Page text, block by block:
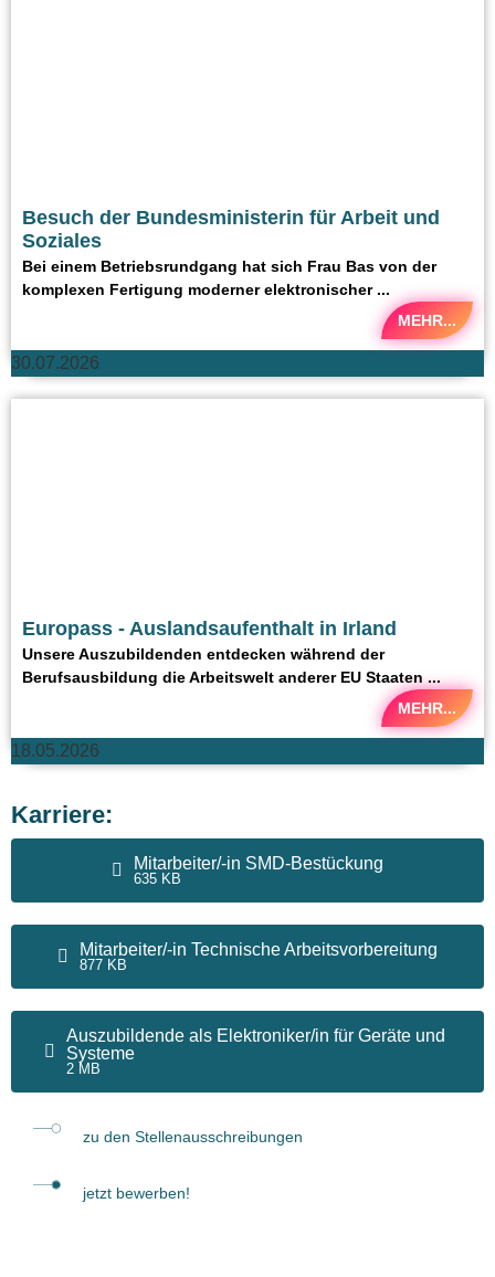
Besuch der Bundesministerin für Arbeit und
Soziales
Bei einem Betriebsrundgang hat sich Frau Bas von der
komplexen Fertigung moderner elektronischer ...
MEHR...
30.07.2026
Europass - Auslandsaufenthalt in Irland
Unsere Auszubildenden entdecken während der
Berufsausbildung die Arbeitswelt anderer EU Staaten ...
MEHR...
18.05.2026
Karriere:
Mitarbeiter/-in SMD-Bestückung
635 KB
Mitarbeiter/-in Technische Arbeitsvorbereitung
877 KB
Auszubildende als Elektroniker/in für Geräte und
Systeme
2 MB
zu den Stellenausschreibungen
jetzt bewerben!